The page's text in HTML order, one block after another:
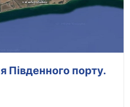
Південного порту.